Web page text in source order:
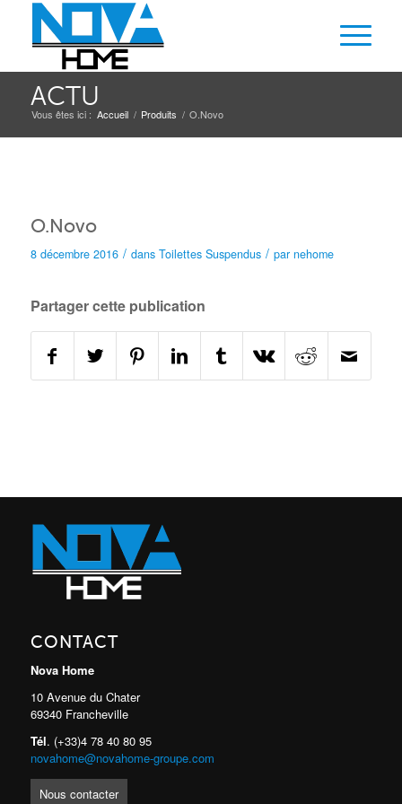
ACTU
Vous êtes ici : Accueil / Produits / O.Novo
O.Novo
8 décembre 2016 / dans Toilettes Suspendus / par nehome
Partager cette publication
CONTACT
Nova Home
10 Avenue du Chater
69340 Francheville
Tél. (+33)4 78 40 80 95
novahome@novahome-groupe.com
Nous contacter